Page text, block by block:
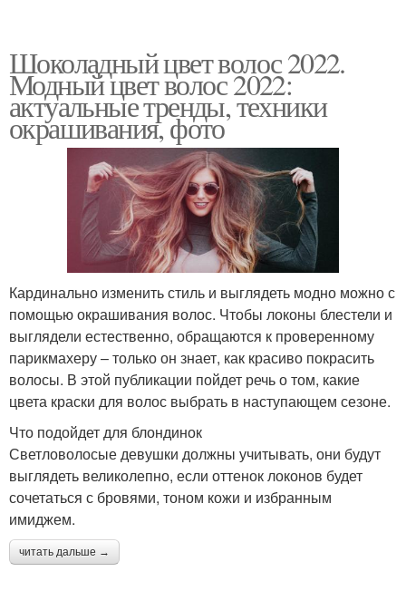
Шоколадный цвет волос 2022.
Модный цвет волос 2022:
актуальные тренды, техники
окрашивания, фото
Кардинально изменить стиль и выглядеть модно можно с
помощью окрашивания волос. Чтобы локоны блестели и
выглядели естественно, обращаются к проверенному
парикмахеру – только он знает, как красиво покрасить
волосы. В этой публикации пойдет речь о том, какие
цвета краски для волос выбрать в наступающем сезоне.
Что подойдет для блондинок
Светловолосые девушки должны учитывать, они будут
выглядеть великолепно, если оттенок локонов будет
сочетаться с бровями, тоном кожи и избранным
имиджем.
читать дальше →